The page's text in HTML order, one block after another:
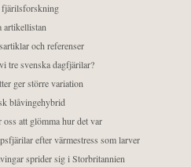
artikellistan
och referenser
tre svenska dagfjärilar?
ger större variation
blåvingehybrid
att glömma hur det var
efter värmestress som larver
sprider sig i Storbritannien